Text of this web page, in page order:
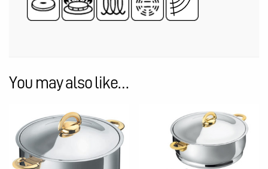
You may also like…